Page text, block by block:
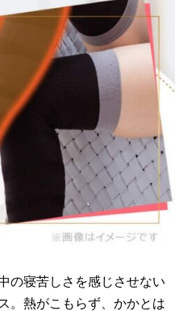
の寝苦しさを感じさせない
。熱がこもらず、かかとは